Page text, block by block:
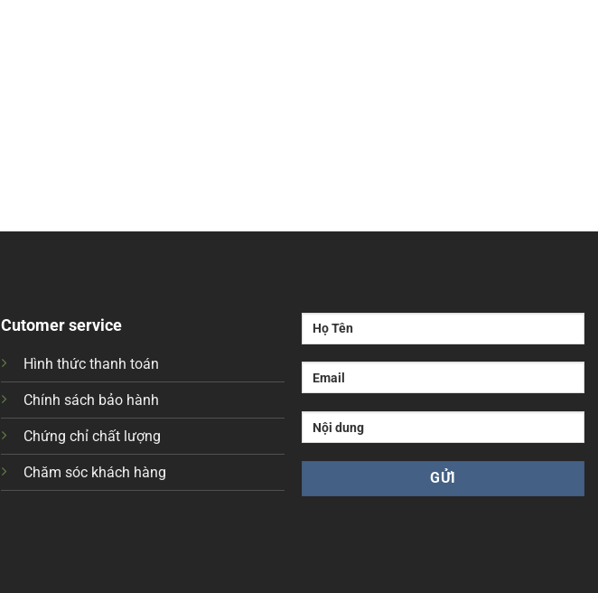
Cutomer service
Hình thức thanh toán
Chính sách bảo hành
Chứng chỉ chất lượng
Chăm sóc khách hàng